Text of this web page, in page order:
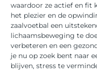
waardoor ze actief en fit
het plezier en de
zaalvoetbal een
lichaamsbeweging te
verbeteren en een
je nu op zoek bent naar
blijven, stress te